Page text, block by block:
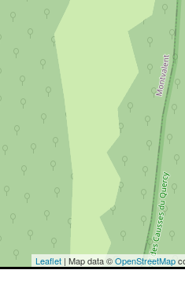
Leaflet| Map data ©OpenStreetMap